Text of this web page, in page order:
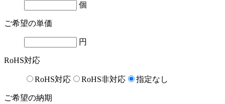
個
ご希望の単価
円
RoHS対応
RoHS対応 RoHS非対応 指定なし
ご希望の納期